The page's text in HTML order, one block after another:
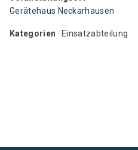
Gerätehaus Neckarhausen
Kategorien · Einsatzabteilung